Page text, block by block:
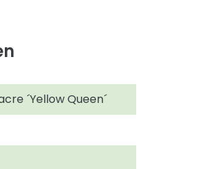
´Yellow Queen´